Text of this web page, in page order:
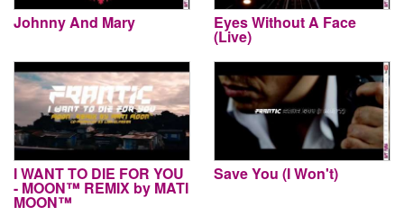
Johnny And Mary Eyes Without A Face
(Live)
I WANT TO DIE FOR YOU
- MOON™ REMIX by MATI
MOON™
Save You (I Won't)